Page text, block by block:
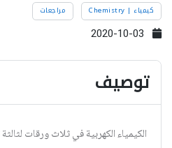
كيمياء | Chemistry مراجعات
توصيف
الكيمياء الكهربية في ثلاث ورقات لثالثة